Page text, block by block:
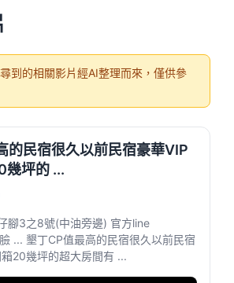
到的相關影片經AI整理而來，僅供參
的民宿很久以前民宿豪華VIP
幾坪的 ...
腳3之8號(中油旁邊) 官方line
... 墾丁CP值最高的民宿很久以前民宿
20幾坪的超大房間有 ...